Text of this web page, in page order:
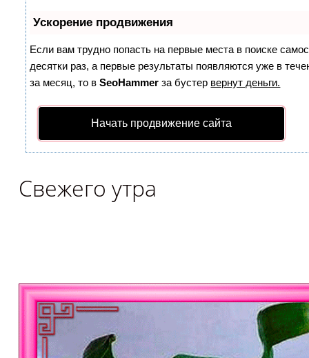
Ускорение продвижения
Если вам трудно попасть на первые места в поиске
десятки раз, а первые результаты появляются уже в
за месяц, то вSeoHammer за бустер вернут деньги.
Начать продвижение сайта
Свежего утра